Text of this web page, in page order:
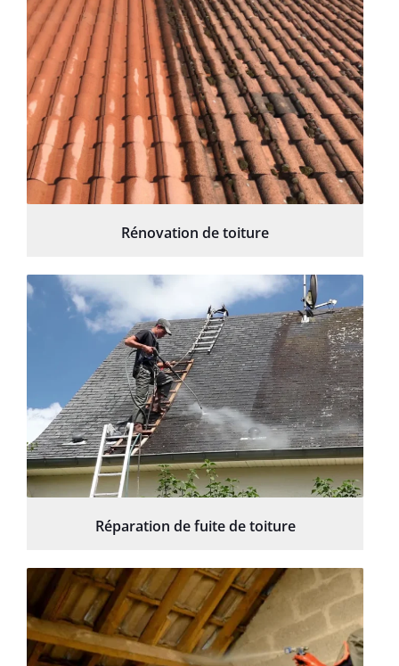
Rénovation de toiture
Réparation de fuite de toiture